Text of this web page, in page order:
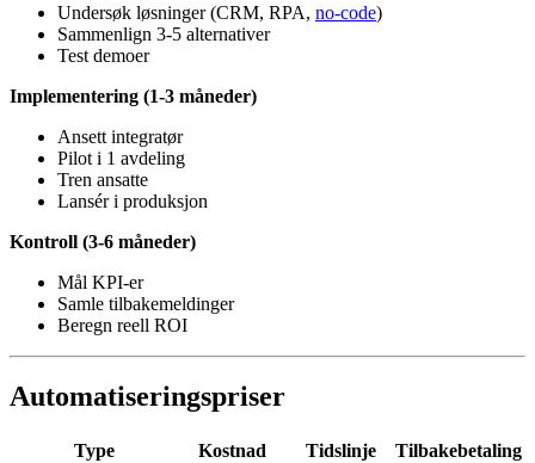
Undersøk løsninger (CRM, RPA, no-code)
Sammenlign 3-5 alternativer
Test demoer
Implementering (1-3 måneder)
Ansett integratør
Pilot i 1 avdeling
Tren ansatte
Lansér i produksjon
Kontroll (3-6 måneder)
Mål KPI-er
Samle tilbakemeldinger
Beregn reell ROI
Automatiseringspriser
Type Kostnad Tidslinje
Tilbakebetaling